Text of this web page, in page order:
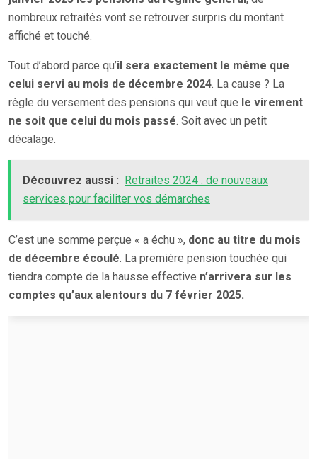
nombreux retraités vont se retrouver surpris du montant
affiché et touché.
Tout d’abord parce qu’il sera exactement le même que
celui servi au mois de décembre 2024. La cause ? La
règle du versement des pensions qui veut que le virement
ne soit que celui du mois passé. Soit avec un petit
décalage.
Découvrez aussi : Retraites 2024 : de nouveaux
services pour faciliter vos démarches
C’est une somme perçue « a échu », donc au titre du mois
de décembre écoulé. La première pension touchée qui
tiendra compte de la hausse effective n’arrivera sur les
comptes qu’aux alentours du 7 février 2025.